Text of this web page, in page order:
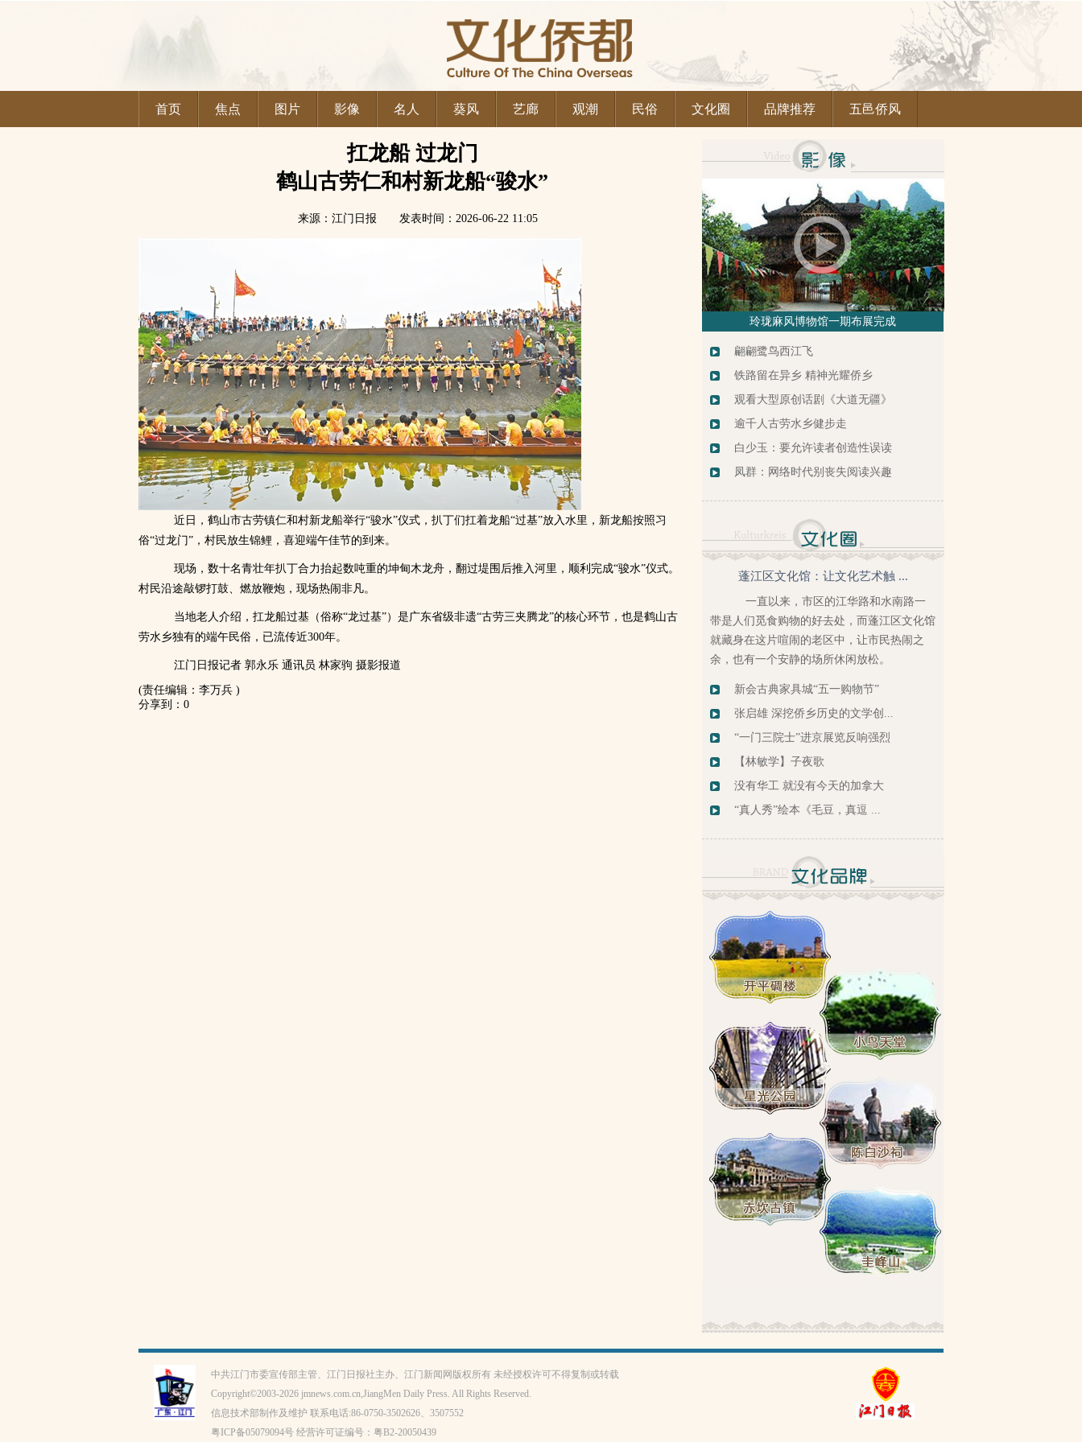
首页 焦点 图片 影像 名人 葵风 艺廊 观潮 民俗 文化圈 品牌推荐 五邑侨风
扛龙船 过龙门
鹤山古劳仁和村新龙船“骏水”
来源：江门日报 发表时间：2026-06-22 11:05
近日，鹤山市古劳镇仁和村新龙船举行“骏水”仪式，扒丁们扛着龙船“过基”放入水里，新龙船按照习
俗“过龙门”，村民放生锦鲤，喜迎端午佳节的到来。
现场，数十名青壮年扒丁合力抬起数吨重的坤甸木龙舟，翻过堤围后推入河里，顺利完成“骏水”仪式。
村民沿途敲锣打鼓、燃放鞭炮，现场热闹非凡。
当地老人介绍，扛龙船过基（俗称“龙过基”）是广东省级非遗“古劳三夹腾龙”的核心环节，也是鹤山古
劳水乡独有的端午民俗，已流传近300年。
江门日报记者 郭永乐 通讯员 林家驹 摄影报道
(责任编辑：李万兵 )
分享到： 0
玲珑麻风博物馆一期布展完成
翩翩鹭鸟西江飞
铁路留在异乡 精神光耀侨乡
观看大型原创话剧《大道无疆》
逾千人古劳水乡健步走
白少玉：要允许读者创造性误读
凤群：网络时代别丧失阅读兴趣
蓬江区文化馆：让文化艺术触 ...
一直以来，市区的江华路和水南路一
带是人们觅食购物的好去处，而蓬江区文化馆
就藏身在这片喧闹的老区中，让市民热闹之
余，也有一个安静的场所休闲放松。
新会古典家具城“五一购物节”
张启雄 深挖侨乡历史的文学创...
“一门三院士”进京展览反响强烈
【林敏学】子夜歌
没有华工 就没有今天的加拿大
“真人秀”绘本《毛豆，真逗 ...
中共江门市委宣传部主管、江门日报社主办、江门新闻网版权所有 未经授权许可不得复制或转载
Copyright©2003-2026 jmnews.com.cn,JiangMen Daily Press. All Rights Reserved.
信息技术部制作及维护 联系电话:86-0750-3502626、3507552
粤ICP备05079094号 经营许可证编号： 粤B2-20050439